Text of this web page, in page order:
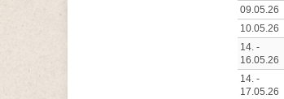
09.05.26
10.05.26
14. -
16.05.26
14. -
17.05.26